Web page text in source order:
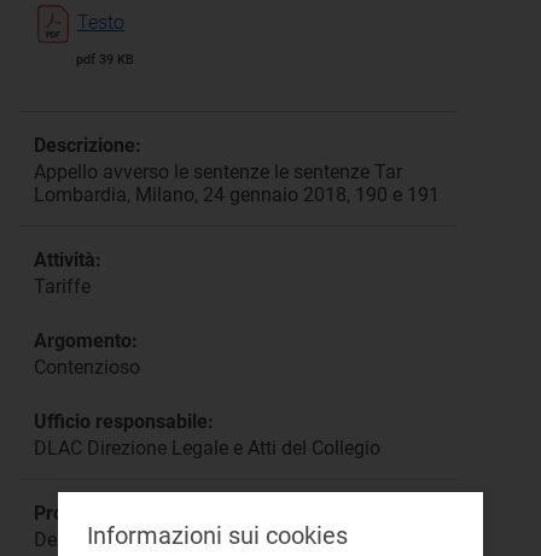
Testo
pdf 39 KB
Descrizione:
Appello avverso le sentenze le sentenze Tar
Lombardia, Milano, 24 gennaio 2018, 190 e 191
Attività:
Tariffe
Argomento:
Contenzioso
Ufficio responsabile:
DLAC Direzione Legale e Atti del Collegio
Procedimento:
Deliberazione: 107/2015/R/idr
Informazioni sui cookies